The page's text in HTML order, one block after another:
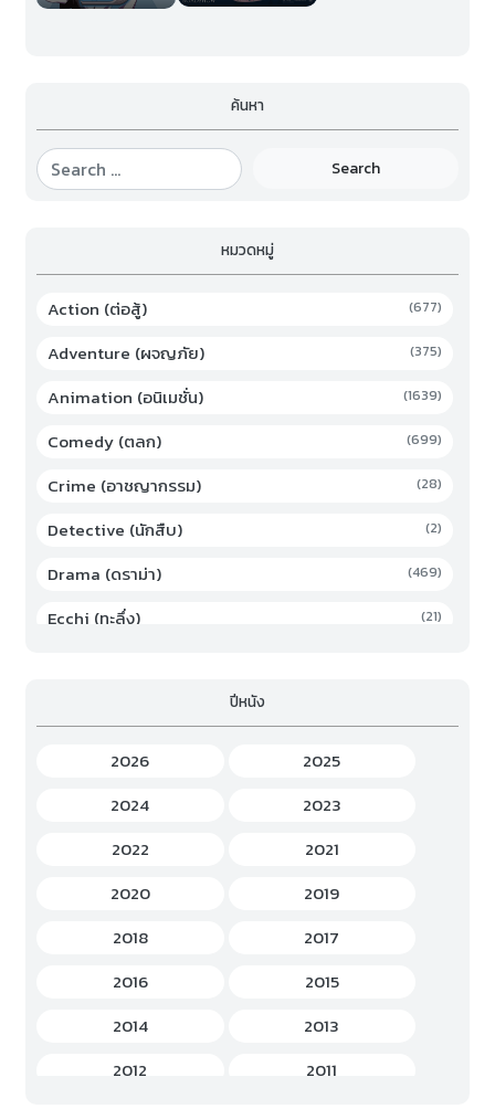
ค้นหา
Search
หมวดหมู่
Action (ต่อสู้) (677)
Adventure (ผจญภัย) (375)
Animation (อนิเมชั่น) (1639)
Comedy (ตลก) (699)
Crime (อาชญากรรม) (28)
Detective (นักสืบ) (2)
Drama (ดราม่า) (469)
Ecchi (ทะลึ่ง) (21)
Game (เกม)
Gourmet (อาหาร)
Hentai (เฮ็นไต)
History (ประวัติศาสตร์)
Horror (สยองขวัญ)
Idols Female (ไอดอล หญิง)
Idols Male (ไอดอล ชาย)
Music (เพลง)
ปีหนัง
2026
2025
2024
2023
2022
2021
2020
2019
2018
2017
2016
2015
2014
2013
2012
2011